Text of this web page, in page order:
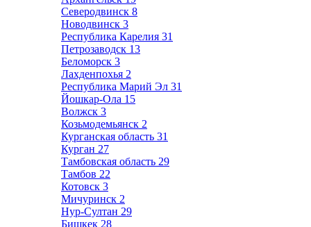
Северодвинск 8
Новодвинск 3
Республика Карелия 31
Петрозаводск 13
Беломорск 3
Лахденпохья 2
Республика Марий Эл 31
Йошкар-Ола 15
Волжск 3
Козьмодемьянск 2
Курганская область 31
Курган 27
Тамбовская область 29
Тамбов 22
Котовск 3
Мичуринск 2
Нур-Султан 29
Бишкек 28